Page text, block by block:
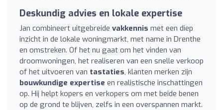
Deskundig advies en lokale expertise
Jan combineert uitgebreide vakkennis met een diep
inzicht in de lokale woningmarkt, met name in Drenthe
en omstreken. Of het nu gaat om het vinden van
droomwoningen, het realiseren van een snelle verkoop
of het uitvoeren van tastaties, klanten merken zijn
bouwkundige expertise en realistische inschattingen
op. Hij helpt kopers en verkopers om met beide benen
op de grond te blijven, zelfs in een overspannen markt.